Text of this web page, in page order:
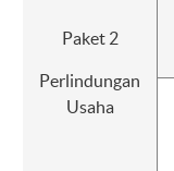
Paket 2
Perlindungan
Usaha